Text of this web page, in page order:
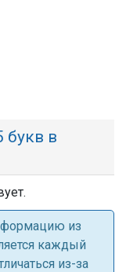
букв в
из
каждый
из-за